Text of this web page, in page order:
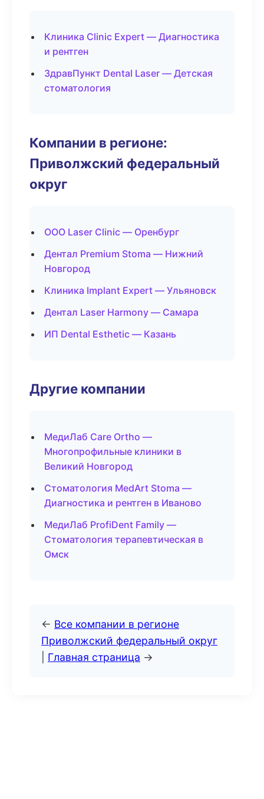
Клиника Clinic Expert — Диагностика
и рентген
ЗдравПункт Dental Laser — Детская
стоматология
Компании в регионе:
Приволжский федеральный
округ
ООО Laser Clinic — Оренбург
Дентал Premium Stoma — Нижний
Новгород
Клиника Implant Expert — Ульяновск
Дентал Laser Harmony — Самара
ИП Dental Esthetic — Казань
Другие компании
МедиЛаб Care Ortho —
Многопрофильные клиники в
Великий Новгород
Стоматология MedArt Stoma —
Диагностика и рентген в Иваново
МедиЛаб ProfiDent Family —
Стоматология терапевтическая в
Омск
← Все компании в регионе
Приволжский федеральный округ
Главная страница →